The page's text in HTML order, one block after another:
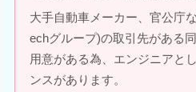
大手自動車メーカー、官公庁
echグループ)の取引先がある
用意がある為、エンジニアと
ンスがあります。